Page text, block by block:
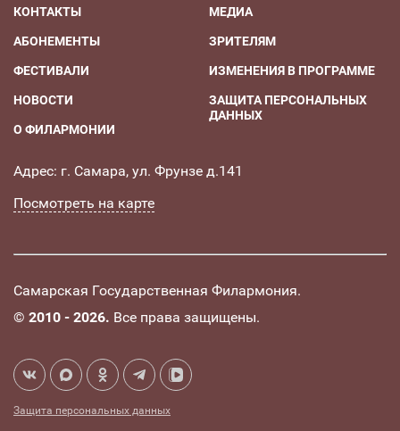
КОНТАКТЫ
АБОНЕМЕНТЫ
ФЕСТИВАЛИ
НОВОСТИ
О ФИЛАРМОНИИ
МЕДИА
ЗРИТЕЛЯМ
ИЗМЕНЕНИЯ В ПРОГРАММЕ
ЗАЩИТА ПЕРСОНАЛЬНЫХ
ДАННЫХ
Адрес: г. Самара, ул. Фрунзе д.141
Посмотреть на карте
Самарская Государственная Филармония.
© 2010 - 2026. Все права защищены.
Защита персональных данных